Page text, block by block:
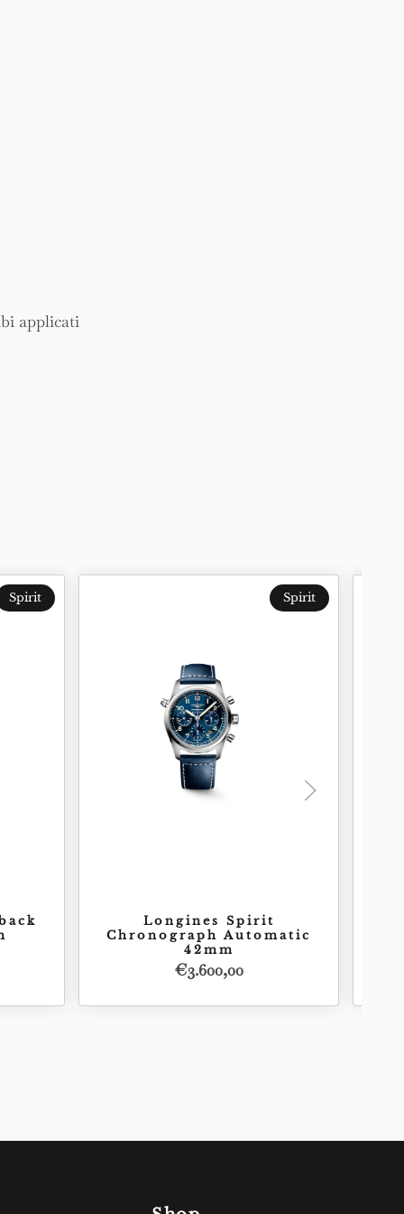
applicati
Spirit
Longines Spirit
Chronograph Automatic
42mm
€3.600,00
Spirit